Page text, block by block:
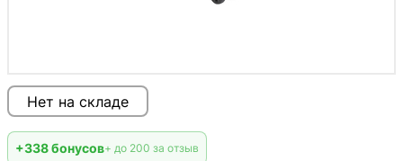
Нет на складе
+338 бонусов+ до 200 за отзыв